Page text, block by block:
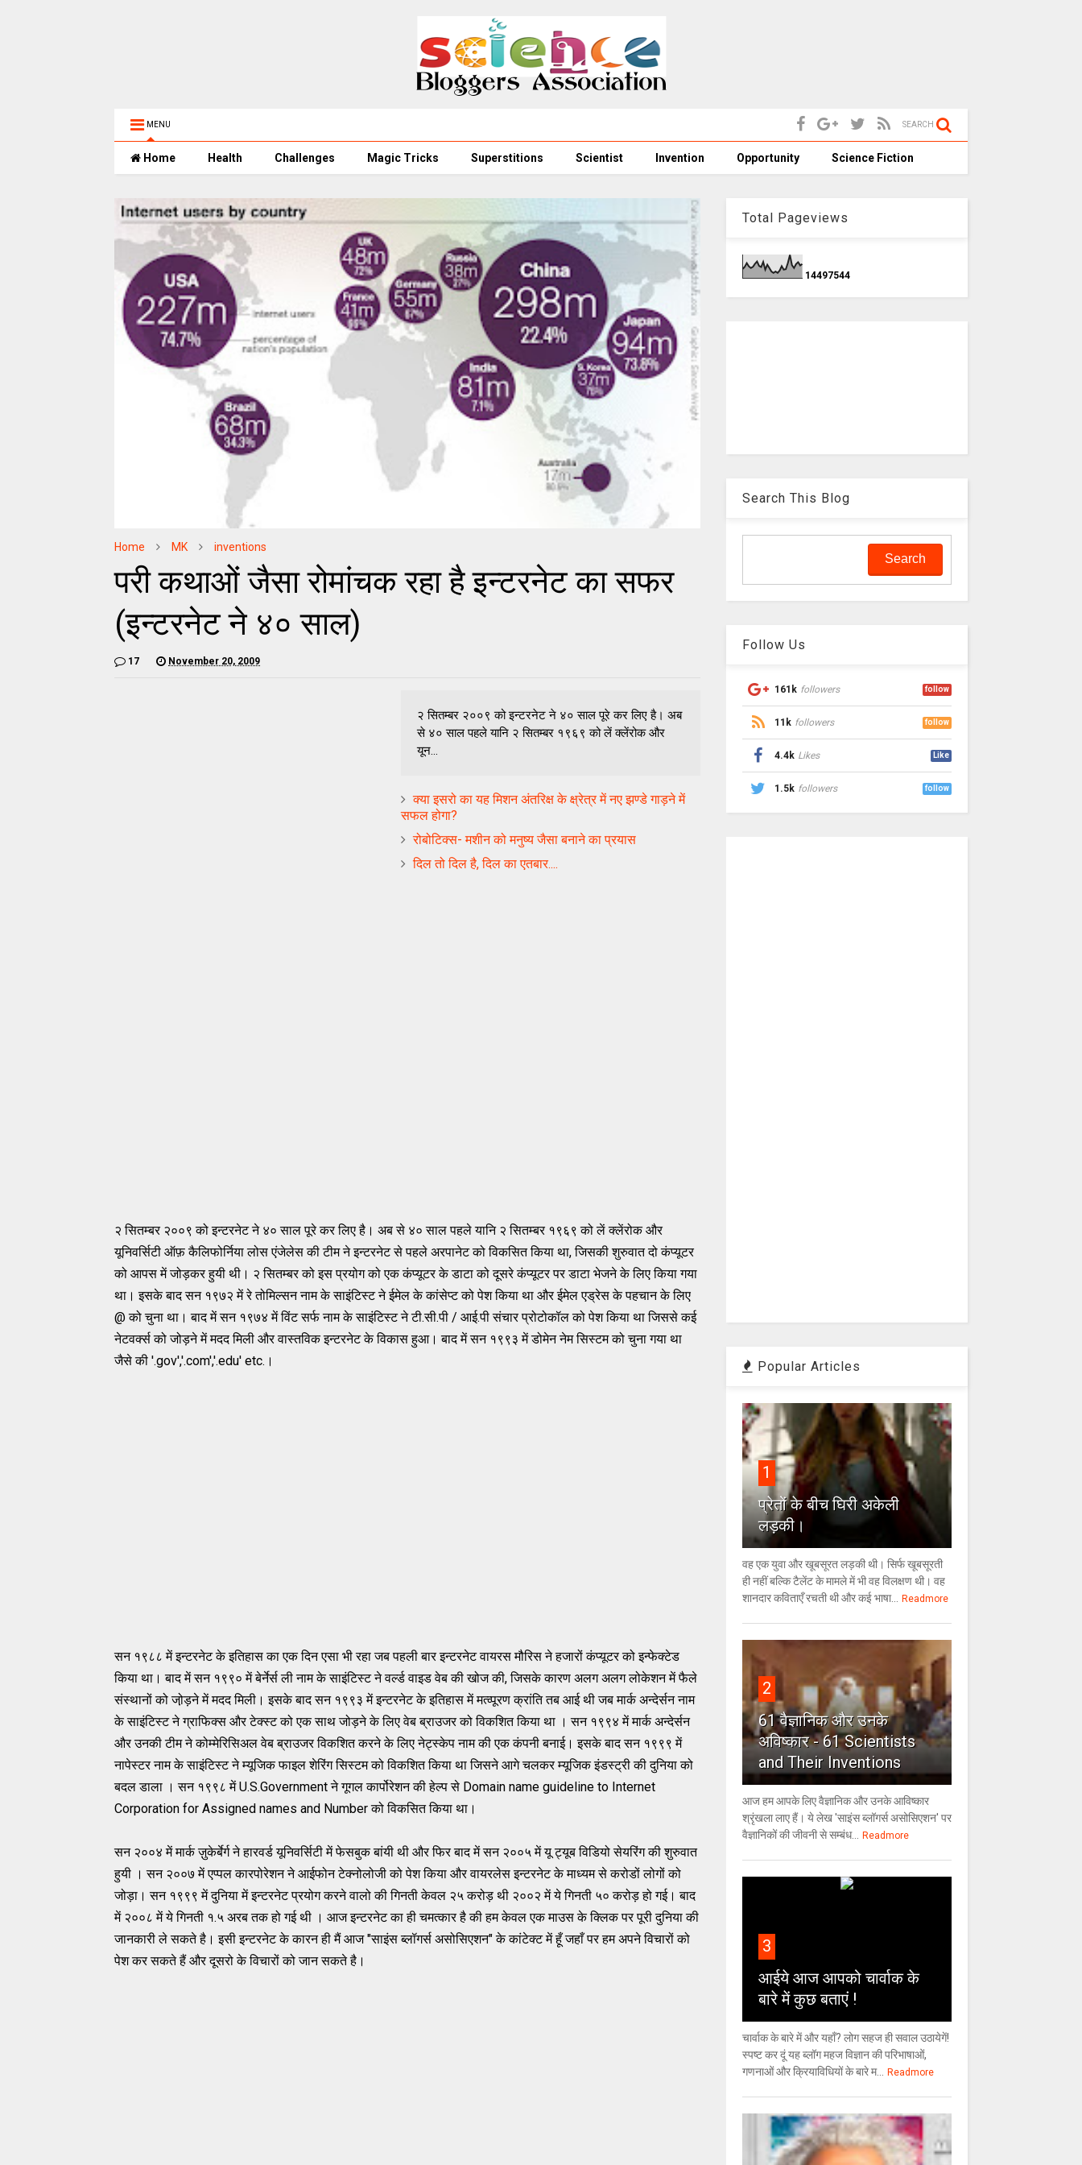
MENU SEARCH
Home Health Challenges Magic Tricks Superstitions Scientist Invention Opportunity Science Fiction
Home MK inventions
परी कथाओं जैसा रोमांचक रहा है इन्टरनेट का सफर
(इन्टरनेट ने ४० साल)
17 November 20, 2009
२ सितम्बर २००९ को इन्टरनेट ने ४० साल पूरे कर लिए है। अब
से ४० साल पहले यानि २ सितम्बर १९६९ को लें क्लेंरोक और
यून...
क्या इसरो का यह मिशन अंतरिक्ष के क्ष्रेत्र में नए झण्डे गाड़ने में
सफल होगा?
रोबोटिक्स- मशीन को मनुष्य जैसा बनाने का प्रयास
दिल तो दिल है, दिल का एतबार....
२ सितम्बर २००९ को इन्टरनेट ने ४० साल पूरे कर लिए है। अब से ४० साल पहले यानि २ सितम्बर १९६९ को लें क्लेंरोक और
यूनिवर्सिटी ऑफ़ कैलिफोर्निया लोस एंजेलेस की टीम ने इन्टरनेट से पहले अरपानेट कोविकसितकिया था, जिसकी शुरुवात दो कंप्यूटर
को आपस में जोड़कर हुयी थी। २ सितम्बर को इस प्रयोग को एक कंप्यूटर के डाटा को दूसरे कंप्यूटर पर डाटा भेजने के लिए किया गया
था। इसके बाद सन १९७२ में रे तोमिल्सन नाम के साइंटिस्ट ने ईमेल के कांसेप्ट को पेश किया था और ईमेल एड्रेस के पहचान के लिए
@को चुना था। बाद में सन १९७४ में विंट सर्फ नाम के साइंटिस्ट ने टी.सी.पी / आई.पी संचार प्रोटोकॉल को पेश किया था जिससे कई
नेटवर्क्स को जोड़ने में मदद मिली और वास्तविक इन्टरनेट के विकास हुआ। बाद मेंसन १९९३ में डोमेन नेम सिस्टम को चुना गया था
जैसे की '.gov','.com','.edu' etc. ।
सन १९८८ में इन्टरनेट के इतिहास का एक दिन एसा भी रहा जब पहली बार इन्टरनेट वायरस मौरिस ने हजारों कंप्यूटर को इन्फेक्टेड
किया था। बाद में सन १९९० में बेर्नेर्स ली नाम के साइंटिस्ट ने वर्ल्ड वाइड वेब की खोज की,जिसके कारण अलग अलग लोकेशन में फैले
संस्थानों को जो़ड़ने में मदद मिली। इसके बाद सन १९९३ में इन्टरनेट के इतिहास में मत्व्पूरण क्रांति तब आई थी जब मार्क अन्देर्सन नाम
के साइंटिस्ट ने ग्राफिक्स और टेक्स्ट को एक साथ जोड़ने के लिए वेब ब्राउजर को विकशित किया था । सन १९९४ में मार्क अन्देर्सन
और उनकी टीम ने कोम्मेरिसिअल वेब ब्राउजर विकशित करने के लिए नेट्स्केप नाम की एक कंपनी बनाई। इसके बाद सन १९९९ में
नापेस्टर नाम के साइंटिस्ट ने म्यूजिक फाइल शेरिंग सिस्टम को विकशित किया था जिसने आगे चलकर म्यूजिक इंडस्ट्री की दुनिया को
बदल डाला । सन १९९८ मेंU.S.Government ने गूगल कार्पोरेशनकी हेल्प से Domain name guideline to Internet
Corporation for Assigned names and Numberको विकसित किया था।
सन २००४ में मार्क ज़ुकेर्बेर्ग ने हारवर्ड यूनिवर्सिटी में फेसबुक बांयी थी और फिर बाद में सन २००५ में यू ट्यूब विडियो सेयरिंग की शुरुवात
हुयी । सन २००७ में एप्पल कारपोरेशन ने आईफोन टेक्नोलोजी को पेश किया और वायरलेस इन्टरनेट के माध्यम से करोडों लोगों को
जोड़ा। सन १९९९ में दुनिया में इन्‍टरनेट प्रयोग करने वालो की गिनती केवल २५ करोड़ थी २००२ में ये गिनती ५० करोड़ हो गई।बाद
में २००८ में ये गिनती १.५ अरब तक हो गई थी । आज इन्‍टरनेट का ही चमत्कार है की हम केवल एक माउस के क्लिक पर पूरी दुनिया की
जानकारी ले सकते है। इसी इन्टरनेट के कारन ही मैं आज "साइंस ब्लॉगर्स असोसिएशन" के कांटेक्ट में हूँ जहाँ पर हम अपने विचारों को
पेश कर सकते हैं और दूसरो के विचारोंको जान सकते है।
Total Pageviews
1 4497544
Search This Blog
Follow Us
161k followers follow
11k followers follow
4.4k Likes Like
1.5k followers follow
Popular Articles
1
प्रेतों के बीच घिरी अकेली
लड़की।
वह एक युवा और खूबसूरत लड़की थी। सिर्फ खूबसूरती
ही नहीं बल्कि टैलेंट के मामले में भी वह विलक्षण थी। वह
शानदार कविताएँ रचती थी और कई भाषा...
Readmore
2
61 वैज्ञानिक और उनके
अविष्कार - 61 Scientists
and Their Inventions
आज हम आपके लिए वैज्ञानिक और उनके आविष्कार
श्रृंखला लाए हैं। ये लेख 'साइंस ब्लॉगर्स असोसिएशन' पर
वैज्ञा‍निकों की जीवनी से सम्बंध...
Readmore
3
आईये आज आपको चार्वाक के
बारे में कुछ बताएं !
चार्वाक के बारे में और यहाँ? लोग सहज ही सवाल उठायेगें!
स्पष्ट कर दूं यह ब्लॉग महज विज्ञान की परिभाषाओं,
गणनाओं और क्रियाविधियों के बारे म...
Readmore